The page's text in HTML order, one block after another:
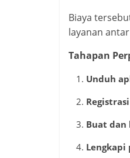
Biaya
layanan
Tahapan
Unduh
Registrasi
Buat dan
Lengkapi